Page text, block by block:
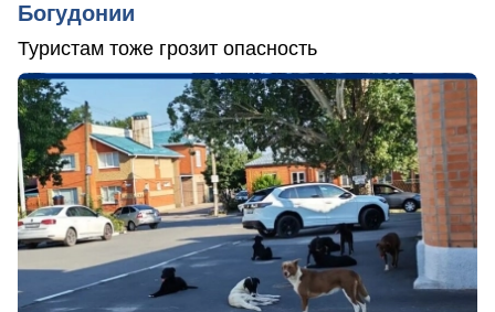
Богудонии
Туристам тоже грозит опасность